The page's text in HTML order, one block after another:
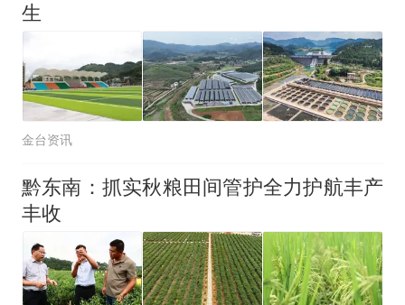
生
金台资讯
黔东南：抓实秋粮田间管护全力护航丰产
丰收